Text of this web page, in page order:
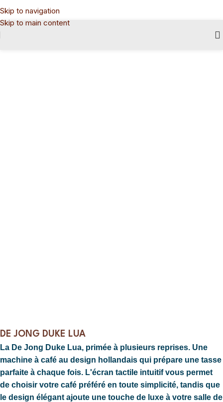
Skip to navigation
Skip to main content
DE JONG DUKE LUA
La De Jong Duke Lua, primée à plusieurs reprises. Une
machine à café au design hollandais qui prépare une tasse
parfaite à chaque fois. L'écran tactile intuitif vous permet
de choisir votre café préféré en toute simplicité, tandis que
le design élégant ajoute une touche de luxe à votre salle de